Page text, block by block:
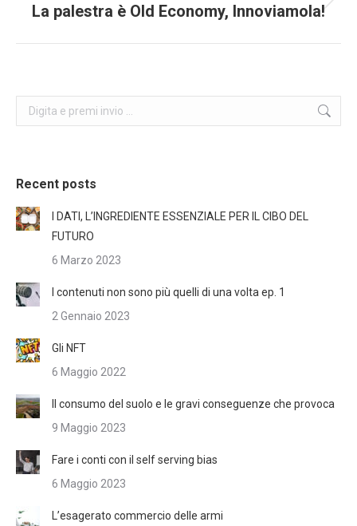
Next
La palestra è Old Economy, Innoviamola!
Search:
Recent posts
I DATI, L’INGREDIENTE ESSENZIALE PER IL CIBO DEL
FUTURO
6 Marzo 2023
I contenuti non sono più quelli di una volta ep. 1
2 Gennaio 2023
Gli NFT
6 Maggio 2022
Il consumo del suolo e le gravi conseguenze che provoca
9 Maggio 2023
Fare i conti con il self serving bias
6 Maggio 2023
L’esagerato commercio delle armi